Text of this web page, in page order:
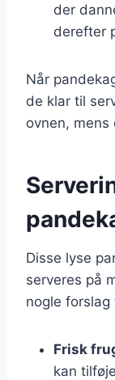
der
derefter
Når
de klar til
ovnen,
Disse lyse
serveres på
nogle
Frisk
kan